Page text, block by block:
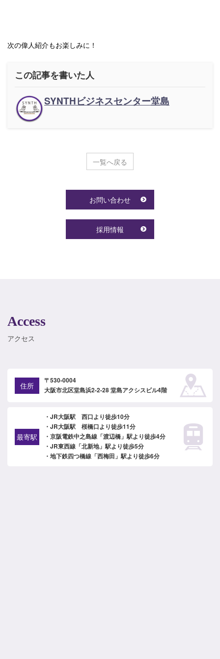
次の偉人紹介もお楽しみに！
この記事を書いた人
SYNTHビジネスセンター堂島
一覧へ戻る
お問い合わせ
採用情報
Access
アクセス
住所
〒530-0004
大阪市北区堂島浜2-2-28 堂島アクシスビル4階
最寄駅
・JR大阪駅 西口より徒歩10分
・JR大阪駅 桜橋口より徒歩11分
・京阪電鉄中之島線「渡辺橋」駅より徒歩4分
・JR東西線「北新地」駅より徒歩5分
・地下鉄四つ橋線「西梅田」駅より徒歩6分